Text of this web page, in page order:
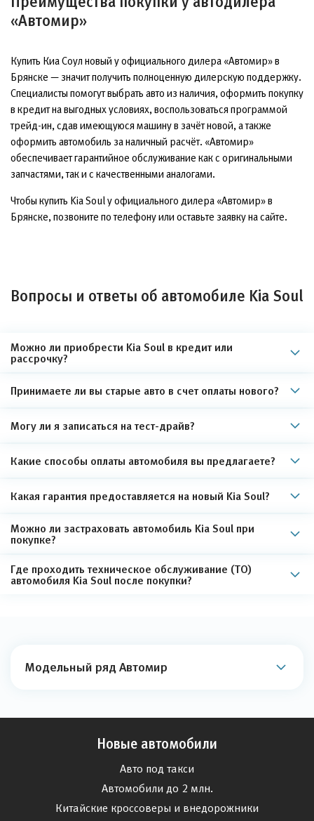
«Автомир»
Купить Киа Соул новый у официального дилера «Автомир» в
Брянске — значит получить полноценную дилерскую поддержку.
Специалисты помогут выбрать авто из наличия, оформить покупку
в кредит на выгодных условиях, воспользоваться программой
трейд-ин, сдав имеющуюся машину в зачёт новой, а также
оформить автомобиль за наличный расчёт. «Автомир»
обеспечивает гарантийное обслуживание как с оригинальными
запчастями, так и с качественными аналогами.
Чтобы купить Kia Soul у официального дилера «Автомир» в
Брянске, позвоните по телефону или оставьте заявку на сайте.
Вопросы и ответы об автомобиле Kia Soul
Можно ли приобрести Kia Soul в кредит или
рассрочку?
Принимаете ли вы старые авто в счет оплаты нового?
Могу ли я записаться на тест-драйв?
Какие способы оплаты автомобиля вы предлагаете?
Какая гарантия предоставляется на новый Kia Soul?
Можно ли застраховать автомобиль Kia Soul при
покупке?
Где проходить техническое обслуживание (ТО)
автомобиля Kia Soul после покупки?
Модельный ряд Автомир
Новые автомобили
Авто под такси
Автомобили до 2 млн.
Китайские кроссоверы и внедорожники